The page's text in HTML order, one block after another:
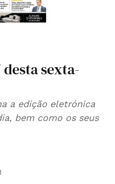
desta sexta-
a edição eletrónica
bem como os seus